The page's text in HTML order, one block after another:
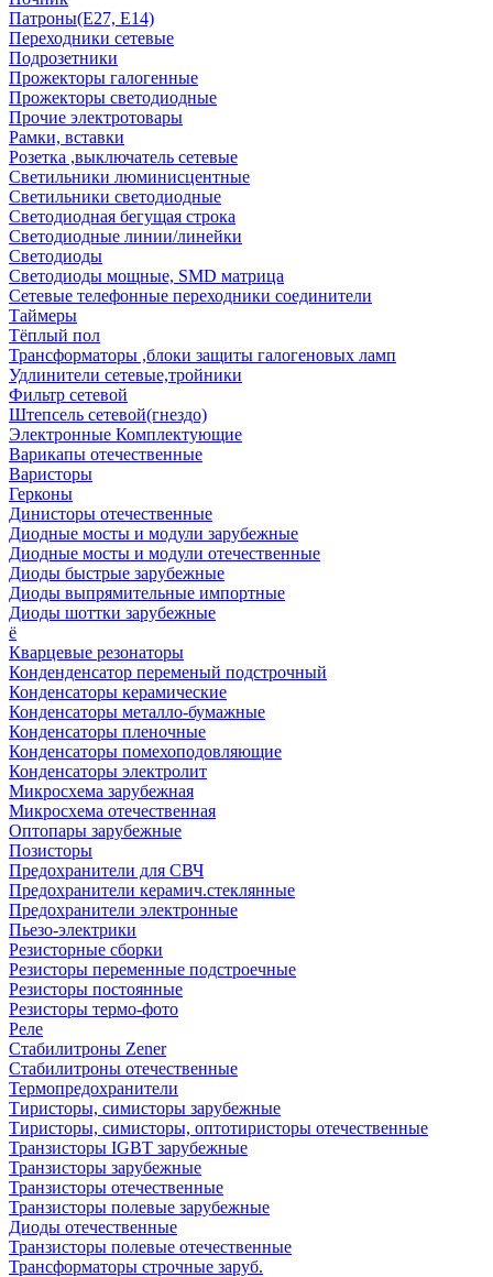
Патроны(Е27, Е14)
Переходники сетевые
Подрозетники
Прожекторы галогенные
Прожекторы светодиодные
Прочие электротовары
Рамки, вставки
Розетка ,выключатель сетевые
Светильники люминисцентные
Светильники светодиодные
Светодиодная бегущая строка
Светодиодные линии/линейки
Светодиоды
Светодиоды мощные, SMD матрица
Сетевые телефонные переходники соединители
Таймеры
Тёплый пол
Трансформаторы ,блоки защиты галогеновых ламп
Удлинители сетевые,тройники
Фильтр сетевой
Штепсель сетевой(гнездо)
Электронные Комплектующие
Варикапы отечественные
Варисторы
Герконы
Динисторы отечественные
Диодные мосты и модули зарубежные
Диодные мосты и модули отечественные
Диоды быстрые зарубежные
Диоды выпрямительные импортные
Диоды шоттки зарубежные
ё
Кварцевые резонаторы
Конденденсатор переменый подстрочный
Конденсаторы керамические
Конденсаторы металло-бумажные
Конденсаторы пленочные
Конденсаторы помехоподовляющие
Конденсаторы электролит
Микросхема зарубежная
Микросхема отечественная
Оптопары зарубежные
Позисторы
Предохранители для СВЧ
Предохранители керамич.стеклянные
Предохранители электронные
Пьезо-электрики
Резисторные сборки
Резисторы переменные подстроечные
Резисторы постоянные
Резисторы термо-фото
Реле
Стабилитроны Zener
Стабилитроны отечественные
Термопредохранители
Тиристоры, симисторы зарубежные
Тиристоры, симисторы, оптотиристоры отечественные
Транзисторы IGBT зарубежные
Транзисторы зарубежные
Транзисторы отечественные
Транзисторы полевые зарубежные
Диоды отечественные
Транзисторы полевые отечественные
Трансформаторы строчные заруб.